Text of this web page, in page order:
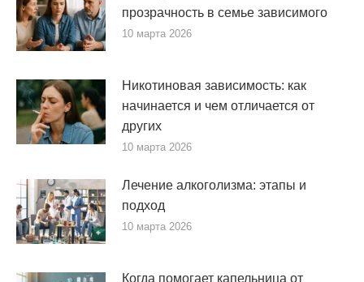
прозрачность в семье зависимого
10 марта 2026
Никотиновая зависимость: как
начинается и чем отличается от
других
10 марта 2026
Лечение алкоголизма: этапы и
подход
10 марта 2026
Когда помогает капельница от